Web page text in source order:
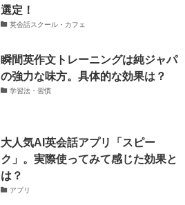
選定！
英会話スクール・カフェ
瞬間英作文トレーニングは純ジャパ
の強力な味方。具体的な効果は？
学習法・習慣
大人気AI英会話アプリ「スピー
ク」。実際使ってみて感じた効果と
は？
アプリ